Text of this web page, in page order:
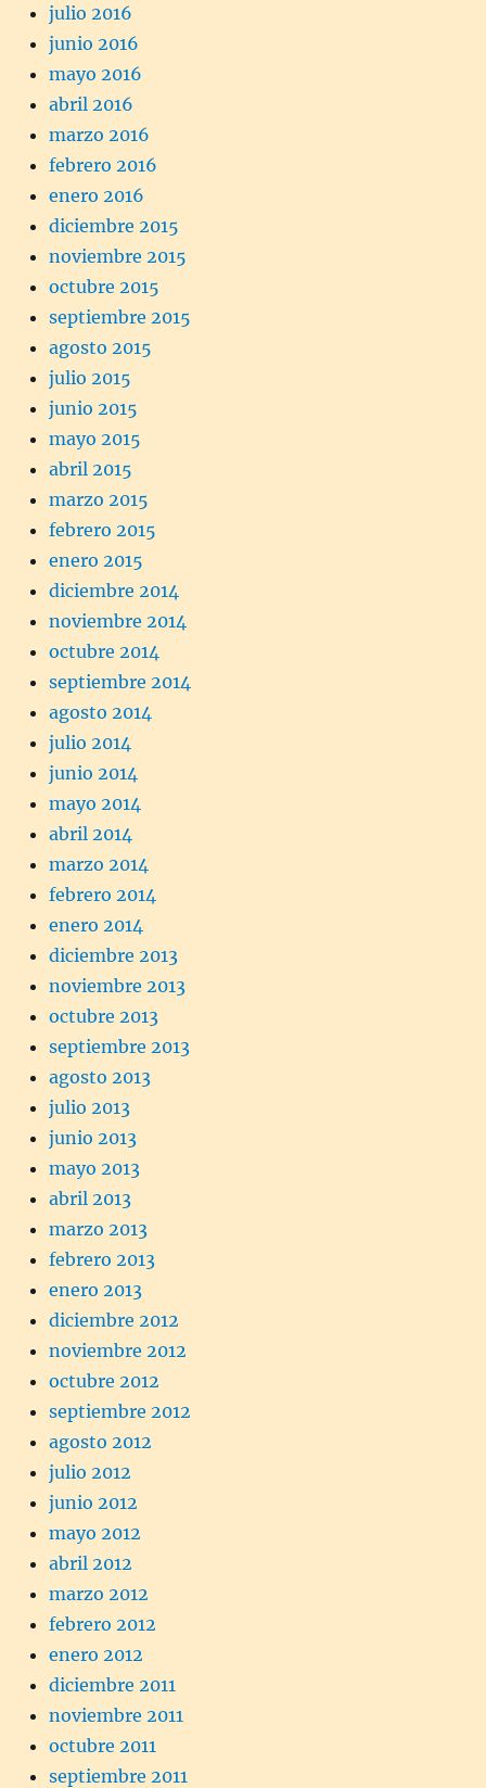
julio 2016
junio 2016
mayo 2016
abril 2016
marzo 2016
febrero 2016
enero 2016
diciembre 2015
noviembre 2015
octubre 2015
septiembre 2015
agosto 2015
julio 2015
junio 2015
mayo 2015
abril 2015
marzo 2015
febrero 2015
enero 2015
diciembre 2014
noviembre 2014
octubre 2014
septiembre 2014
agosto 2014
julio 2014
junio 2014
mayo 2014
abril 2014
marzo 2014
febrero 2014
enero 2014
diciembre 2013
noviembre 2013
octubre 2013
septiembre 2013
agosto 2013
julio 2013
junio 2013
mayo 2013
abril 2013
marzo 2013
febrero 2013
enero 2013
diciembre 2012
noviembre 2012
octubre 2012
septiembre 2012
agosto 2012
julio 2012
junio 2012
mayo 2012
abril 2012
marzo 2012
febrero 2012
enero 2012
diciembre 2011
noviembre 2011
octubre 2011
septiembre 2011